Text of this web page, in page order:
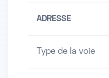
ADRESSE
Type de la voie